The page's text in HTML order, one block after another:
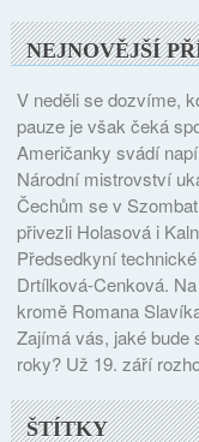
NEJNOVĚJŠÍ
V neděli se dozvíme,
pauze je však čeká
Američanky svádí
Národní mistrovství
Čechům se v
přivezli Holasová i
Předsedkyní
Drtílková-Cenková.
kromě Romana
Zajímá vás, jaké
roky? Už 19. září
ŠTÍTKY